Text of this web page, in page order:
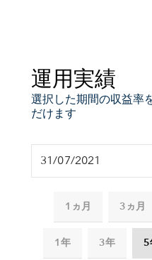
運用実績
選択した期間の収益率
だけます
1ヵ月 3ヵ月
1年 3年 5